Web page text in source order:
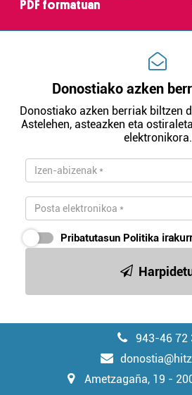
PDF formatuan
Donostiako azken
Donostiako azken berriak biltzen
Astelehen, asteazken eta
elektronikora.
Pribatutasun Politika
943-46 72
Ametzagaña, 19 -